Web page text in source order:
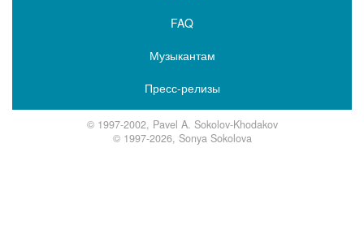
FAQ
Музыкантам
Пресс-релизы
© 1997-2002, Pavel A. Sokolov-Khodakov
© 1997-2026, Sonya Sokolova